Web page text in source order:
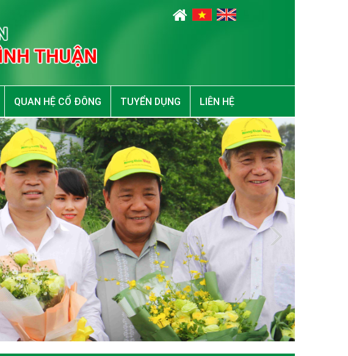
QUAN HỆ CỔ ĐÔNG TUYỂN DỤNG LIÊN HỆ